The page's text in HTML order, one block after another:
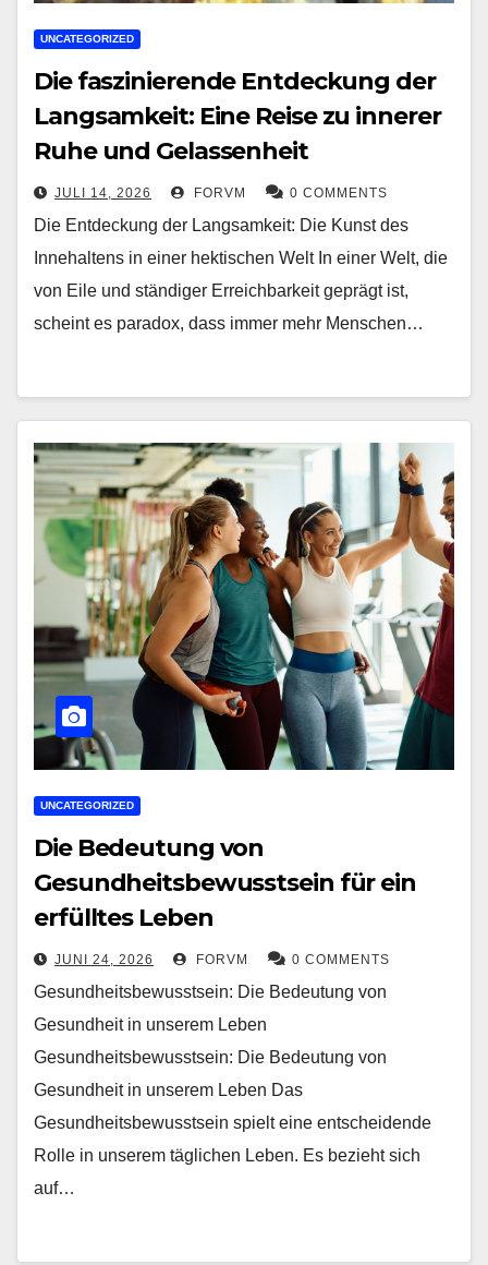
UNCATEGORIZED
Die faszinierende Entdeckung der
Langsamkeit: Eine Reise zu innerer
Ruhe und Gelassenheit
JULI 14, 2026 FORVM 0 COMMENTS
Die Entdeckung der Langsamkeit: Die Kunst des
Innehaltens in einer hektischen Welt In einer Welt, die
von Eile und ständiger Erreichbarkeit geprägt ist,
scheint es paradox, dass immer mehr Menschen…
UNCATEGORIZED
Die Bedeutung von
Gesundheitsbewusstsein für ein
erfülltes Leben
JUNI 24, 2026 FORVM 0 COMMENTS
Gesundheitsbewusstsein: Die Bedeutung von
Gesundheit in unserem Leben
Gesundheitsbewusstsein: Die Bedeutung von
Gesundheit in unserem Leben Das
Gesundheitsbewusstsein spielt eine entscheidende
Rolle in unserem täglichen Leben. Es bezieht sich
auf…